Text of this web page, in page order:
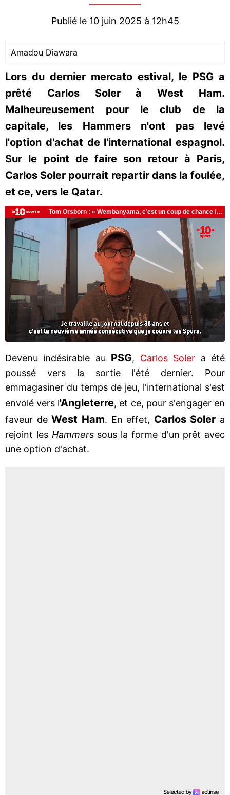
Publié le 10 juin 2025 à 12h45
Amadou Diawara
Lors du dernier mercato estival, le PSG a
prêté Carlos Soler à West Ham.
Malheureusement pour le club de la
capitale, les Hammers n'ont pas levé
l'option d'achat de l'international espagnol.
Sur le point de faire son retour à Paris,
Carlos Soler pourrait repartir dans la foulée,
et ce, vers le Qatar.
Devenu indésirable au PSG, Carlos Soler a été
poussé vers la sortie l'été dernier. Pour
emmagasiner du temps de jeu, l'international s'est
envolé vers l'Angleterre, et ce, pour s'engager en
faveur deWest Ham. En effet, Carlos Soler a
rejoint les Hammers sous la forme d'un prêt avec
une option d'achat.